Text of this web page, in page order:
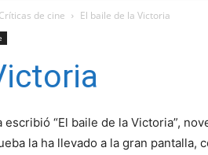
Críticas de cine El baile de la Victoria
“El baile de la Victoria”,
la ha llevado a la gran pantalla,